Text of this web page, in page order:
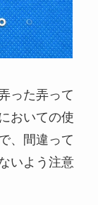
った弄って
おいての使
、間違って
いよう注意